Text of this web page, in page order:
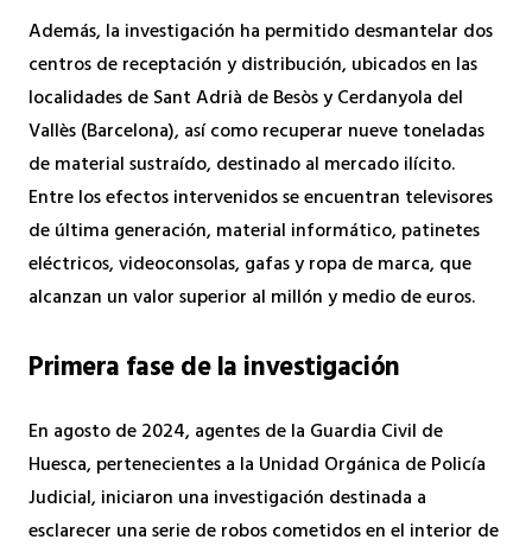
Además, la investigación ha permitido desmantelar dos
centros de receptación y distribución, ubicados en las
localidades de Sant Adrià de Besòs y Cerdanyola del
Vallès (Barcelona), así como recuperar nueve toneladas
de material sustraído, destinado al mercado ilícito.
Entre los efectos intervenidos se encuentran televisores
de última generación, material informático, patinetes
eléctricos, videoconsolas, gafas y ropa de marca, que
alcanzan un valor superior al millón y medio de euros.
Primera fase de la investigación
En agosto de 2024, agentes de la Guardia Civil de
Huesca, pertenecientes a la Unidad Orgánica de Policía
Judicial, iniciaron una investigación destinada a
esclarecer una serie de robos cometidos en el interior de